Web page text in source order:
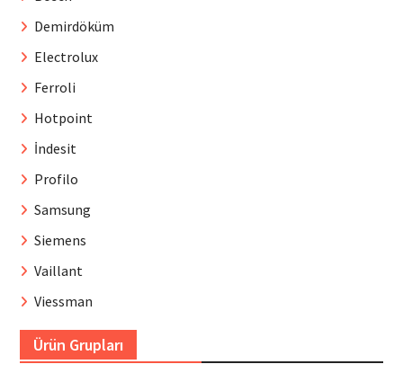
Demirdöküm
Electrolux
Ferroli
Hotpoint
İndesit
Profilo
Samsung
Siemens
Vaillant
Viessman
Ürün Grupları